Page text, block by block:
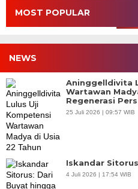
MOST POPULAR
NEWS
Aninggelldivita
Wartawan
Regenerasi
25 Juli 2026 | 09:57 WIB
Iskandar
4 Juli 2026 | 17:54 WIB